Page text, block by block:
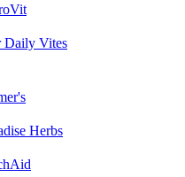
Daily Vites
Herbs